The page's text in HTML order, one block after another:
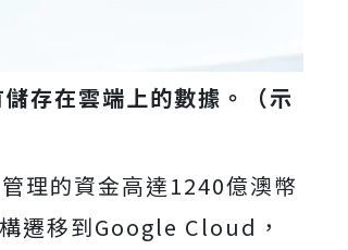
存在雲端上的數據。（示
理的資金高達1240億澳幣
遷移到Google Cloud，